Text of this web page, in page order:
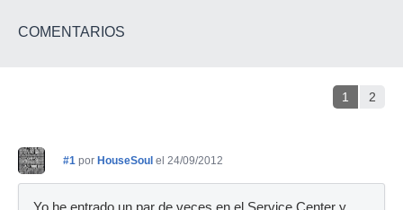
COMENTARIOS
1 2
#1 por HouseSoul el 24/09/2012